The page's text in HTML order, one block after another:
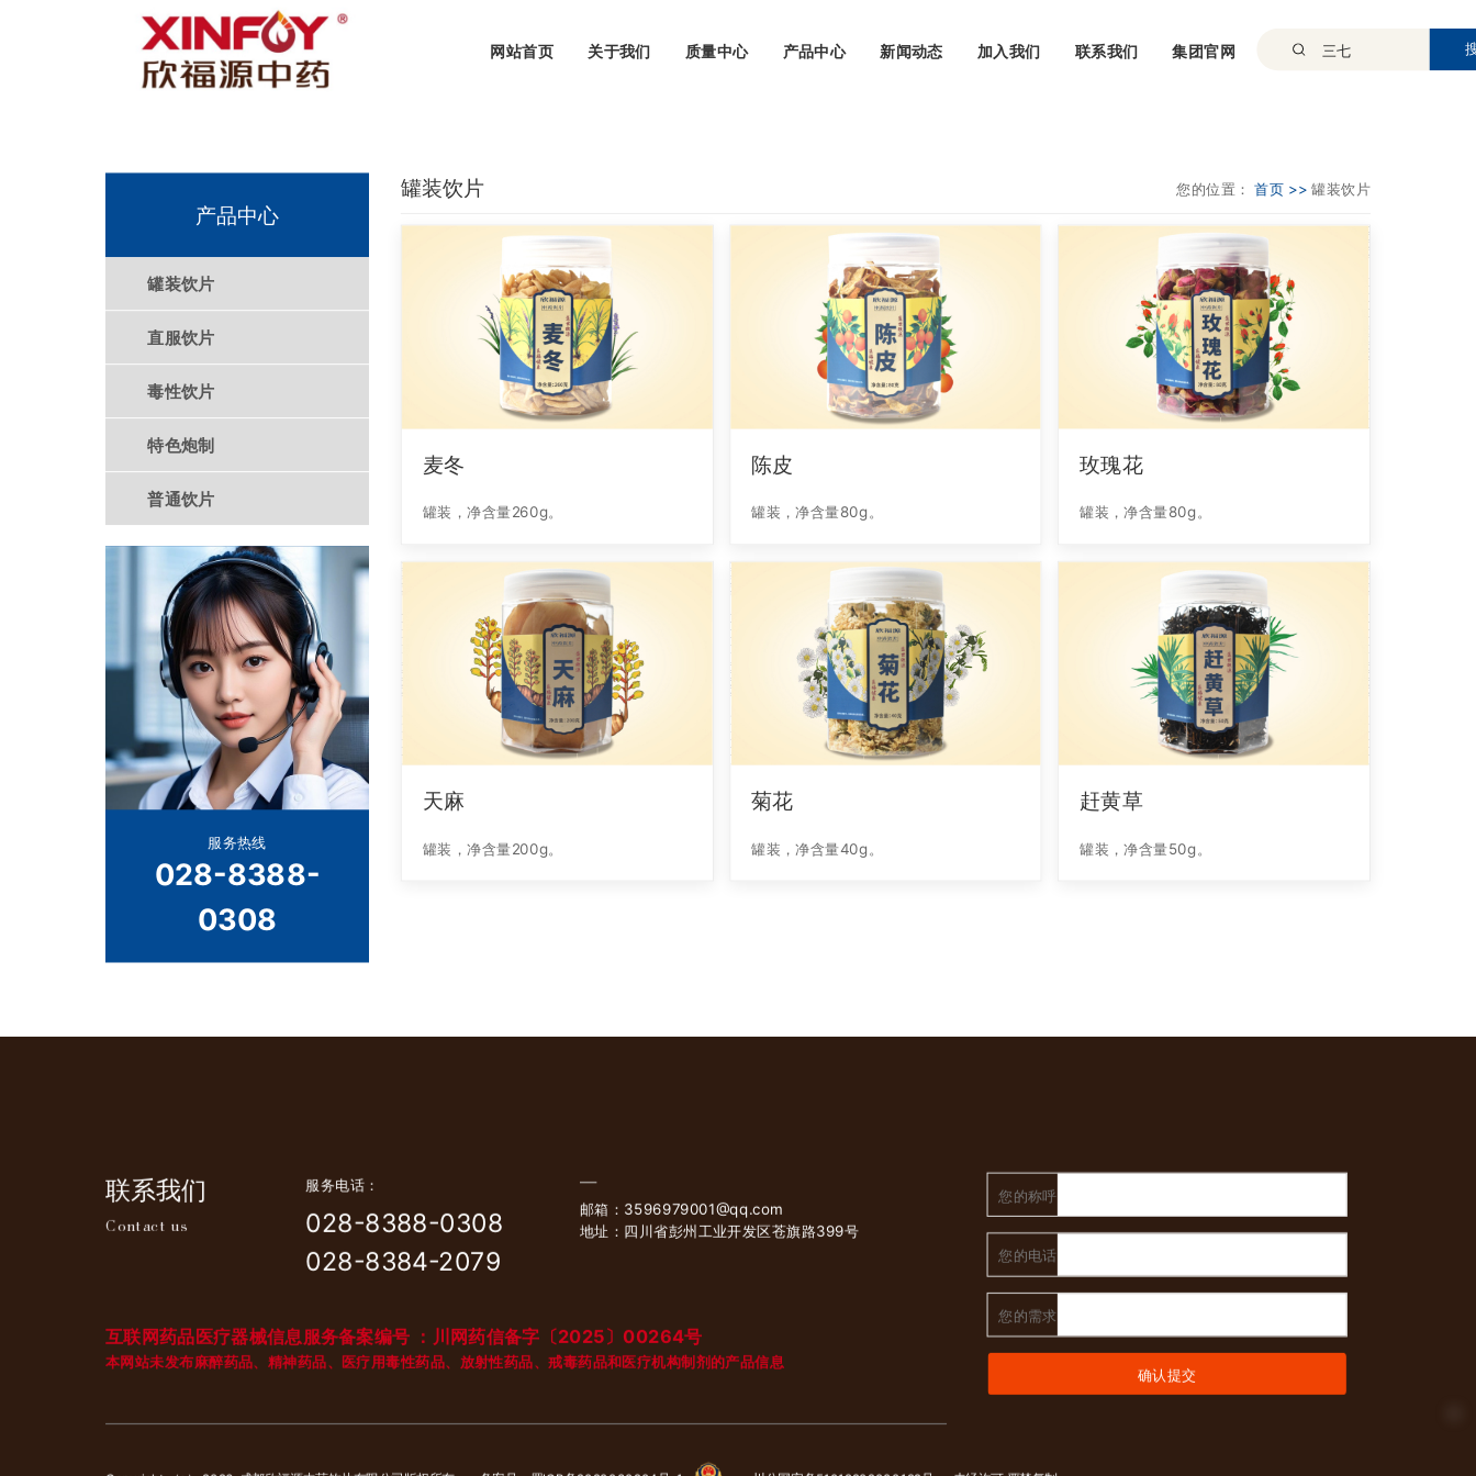
网站首页 关于我们 质量中心 产品中心 新闻动态 加入我们 联系我们 集团官网
罐装饮片 您的位置：首页 >>罐装饮片
麦冬
罐装，净含量260g。
陈皮
罐装，净含量80g。
玫瑰花
罐装，净含量80g。
天麻
罐装，净含量200g。
菊花
罐装，净含量40g。
赶黄草
罐装，净含量50g。
产品中心
罐装饮片
直服饮片
毒性饮片
特色炮制
普通饮片
服务热线
028-8388-
0308
联系我们
Contact us
服务电话：
邮箱：3596979001@qq.com
地址：四川省彭州工业开发区苍旗路399号
028-8388-0308
028-8384-2079
互联网药品医疗器械信息服务备案编号 ：川网药信备字〔2025〕00264号
本网站未发布麻醉药品、精神药品、医疗用毒性药品、放射性药品、戒毒药品和医疗机构制剂的产品信息
您的称呼
您的电话
您的需求
确认提交